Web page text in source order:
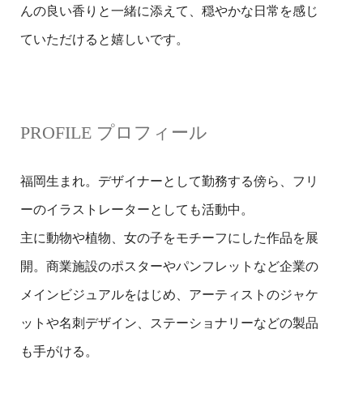
んの良い香りと一緒に添えて、穏やかな日常を感じ
ていただけると嬉しいです。
PROFILE プロフィール
福岡生まれ。デザイナーとして勤務する傍ら、フリ
ーのイラストレーターとしても活動中。
主に動物や植物、女の子をモチーフにした作品を展
開。商業施設のポスターやパンフレットなど企業の
メインビジュアルをはじめ、アーティストのジャケ
ットや名刺デザイン、ステーショナリーなどの製品
も手がける。